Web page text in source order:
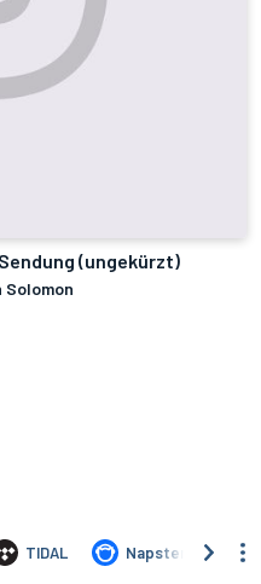
(ungekürzt)
Solomon
TIDAL Napster